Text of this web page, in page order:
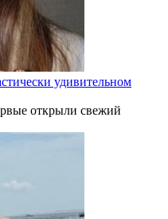
удивительном
открыли свежий